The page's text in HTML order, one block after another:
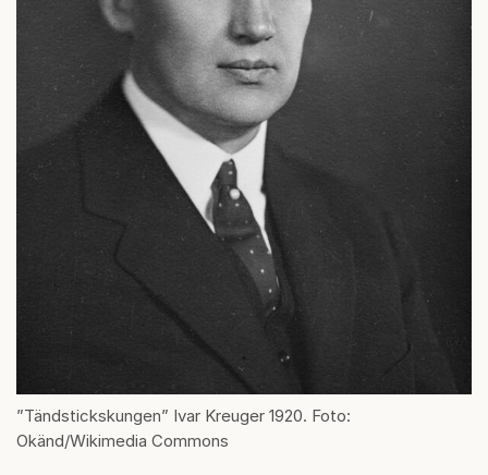
”Tändstickskungen” Ivar Kreuger 1920. Foto:
Okänd/Wikimedia Commons